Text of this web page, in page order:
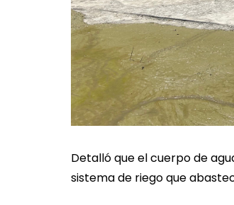
Detalló que el cuerpo de
sistema de riego que